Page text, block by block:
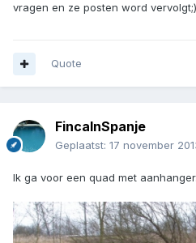
vragen en ze posten word vervolgt;)
Quote
FincaInSpanje
Geplaatst: 17 november
Ik ga voor een quad met aanhanger.